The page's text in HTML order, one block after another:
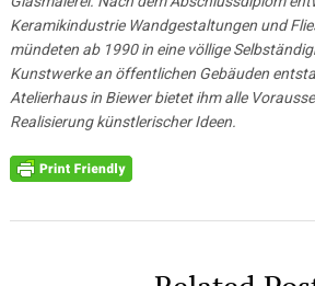
Keramikindustrie Wandgestaltungen und
mündeten ab 1990 in eine völlige
Kunstwerke an öffentlichen Gebäuden
Atelierhaus in Biewer bietet ihm alle
Realisierung künstlerischer Ideen.